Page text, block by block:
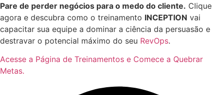
Pare de perder negócios para o medo do cliente. Clique
agora e descubra como o treinamento INCEPTION vai
capacitar sua equipe a dominar a ciência da persuasão e
destravar o potencial máximo do seu RevOps.
Acesse a Página de Treinamentos e Comece a Quebrar
Metas.